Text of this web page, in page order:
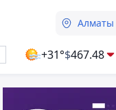
Алматы
+31°$467.48